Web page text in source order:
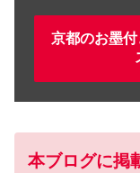
京都のお墨
本ブログに掲